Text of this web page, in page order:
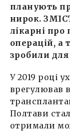
планують
нирок.
лікарні про
операцій, а
зробили для
У 2019 році
врегулював
Полтави
отримали